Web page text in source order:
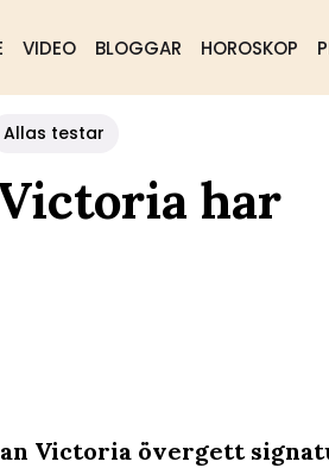
VIDEO BLOGGAR HOROSKOP
Allas testar
har
Victoria övergett